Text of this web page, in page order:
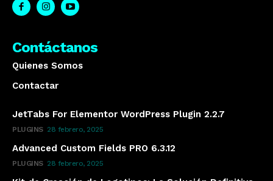
Contáctanos
Quienes Somos
Contactar
JetTabs For Elementor WordPress Plugin 2.2.7
PLUGINS 28 febrero, 2025
Advanced Custom Fields PRO 6.3.12
PLUGINS 28 febrero, 2025